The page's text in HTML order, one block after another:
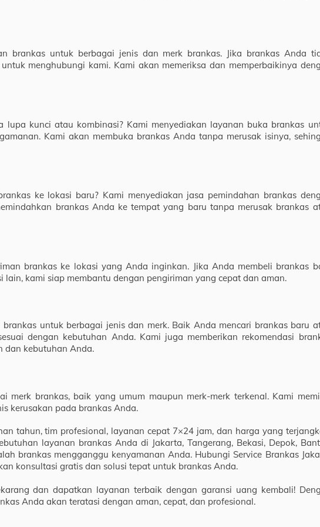
brankas untuk berbagai jenis dan merk brankas. Jika brankas Anda
menghubungi kami. Kami akan memeriksa dan memperbaikinya
lupa kunci atau kombinasi? Kami menyediakan layanan buka brankas
Kami akan membuka brankas Anda tanpa merusak isinya,
ke lokasi baru? Kami menyediakan jasa pemindahan brankas
brankas Anda ke tempat yang baru tanpa merusak brankas
brankas ke lokasi yang Anda inginkan. Jika Anda membeli brankas
kami siap membantu dengan pengiriman yang cepat dan aman.
untuk berbagai jenis dan merk. Baik Anda mencari brankas baru
dengan kebutuhan Anda. Kami juga memberikan rekomendasi
dan kebutuhan Anda.
merk brankas, baik yang umum maupun merk-merk terkenal. Kami
kerusakan pada brankas Anda.
tahun, tim profesional, layanan cepat 7×24 jam, dan harga yang
layanan brankas Anda di Jakarta, Tangerang, Bekasi, Depok,
brankas mengganggu kenyamanan Anda. Hubungi Service Brankas
konsultasi gratis dan solusi tepat untuk brankas Anda.
dan dapatkan layanan terbaik dengan garansi uang kembali!
Anda akan teratasi dengan aman, cepat, dan profesional.